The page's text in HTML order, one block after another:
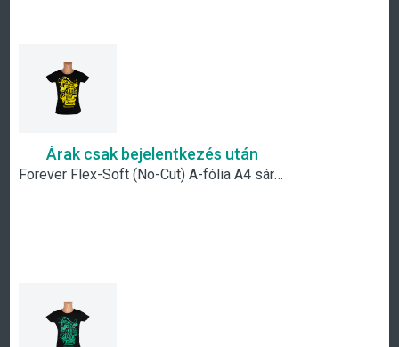
Árak csak bejelentkezés után
Forever Flex-Soft (No-Cut) A-fólia A4 sárga